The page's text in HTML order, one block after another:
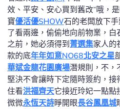
效、平安、安心買到舊改“哦，
寶優活優SHOW石的老闆放下
了看兩邊，偷偷地向前物業，
之前，她必須得到 菁選集家人的
款的底年年如意NO68北安之星
華斌金龍花園廣場潛規則，不，
堅決不會讓時下定隨時簽約，接
住看洪福齊天它接近玲妃一點點
微微永恆天詩睜開眼長谷鳳凰城